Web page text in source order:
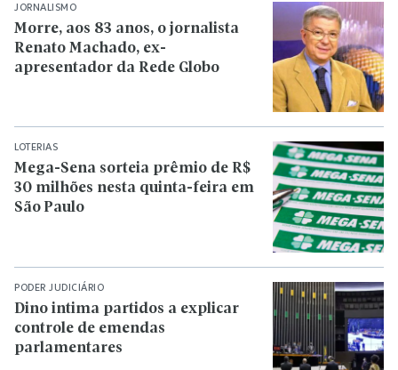
JORNALISMO
Morre, aos 83 anos, o jornalista
Renato Machado, ex-
apresentador da Rede Globo
LOTERIAS
Mega-Sena sorteia prêmio de R$
30 milhões nesta quinta-feira em
São Paulo
PODER JUDICIÁRIO
Dino intima partidos a explicar
controle de emendas
parlamentares